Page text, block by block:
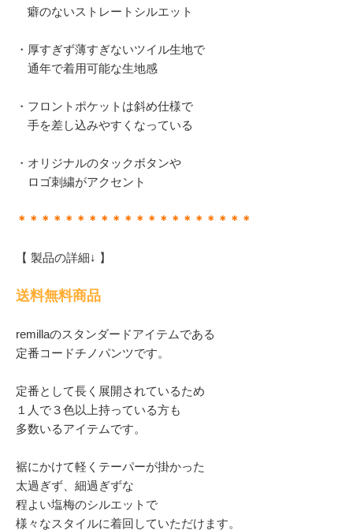
癖のないストレートシルエット
・厚すぎず薄すぎないツイル生地で
通年で着用可能な生地感
・フロントポケットは斜め仕様で
手を差し込みやすくなっている
・オリジナルのタックボタンや
ロゴ刺繍がアクセント
＊＊＊＊＊＊＊＊＊＊＊＊＊＊＊＊＊＊＊＊
【 製品の詳細↓ 】
送料無料商品
remillaのスタンダードアイテムである
定番コードチノパンツです。
定番として長く展開されているため
１人で３色以上持っている方も
多数いるアイテムです。
裾にかけて軽くテーパーが掛かった
太過ぎず、細過ぎずな
程よい塩梅のシルエットで
様々なスタイルに着回していただけます。